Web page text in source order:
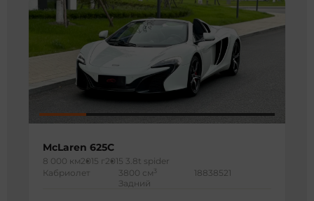
McLaren 625C
8 000 км2015 г 2015 3.8t spider
Кабриолет
3800 см 3
Задний
18838521